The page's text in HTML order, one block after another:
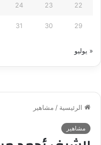
22
23
24
29
30
31
« يوليو